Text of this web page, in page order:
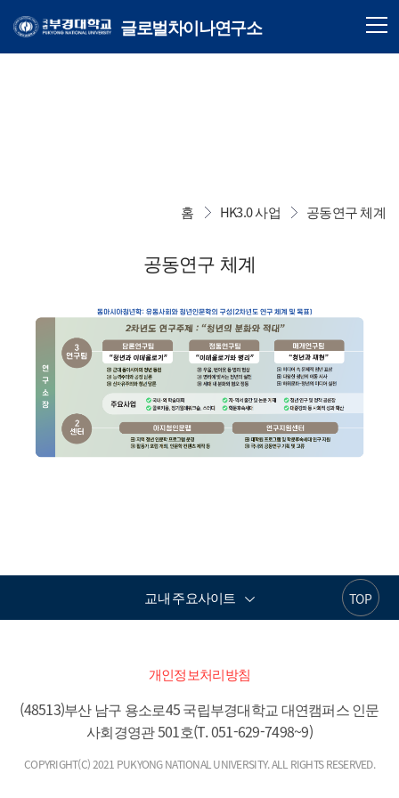
글로벌차이나연구소
홈 HK3.0 사업 공동연구 체계
공동연구 체계
TOP
교내 주요사이트
개인정보처리방침
(48513)부산 남구 용소로45 국립부경대학교 대연캠퍼스 인문
사회경영관 501호(T. 051-629-7498~9)
COPYRIGHT(C) 2021 PUKYONG NATIONAL UNIVERSITY. ALL RIGHTS RESERVED.